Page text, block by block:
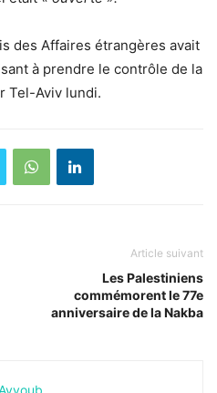
des Affaires étrangères avait
à prendre le contrôle de la
Tel-Aviv lundi.
Article suivant
Les Palestiniens
commémorent le 77e
anniversaire de la Nakba